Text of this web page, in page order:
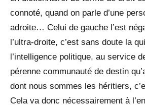
connoté, quand on parle d’une
adroite… Celui de gauche l’est
l’ultra-droite, c’est sans doute la
l’intelligence politique, au service
pérenne communauté de destin
dont nous sommes les héritiers,
Cela va donc nécessairement à